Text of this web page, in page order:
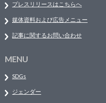
プレスリリースはこちらへ
媒体資料および広告メニュー
記事に関するお問い合わせ
MENU
SDGs
ジェンダー